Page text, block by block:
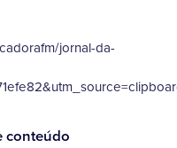
jornal-da-
conteúdo